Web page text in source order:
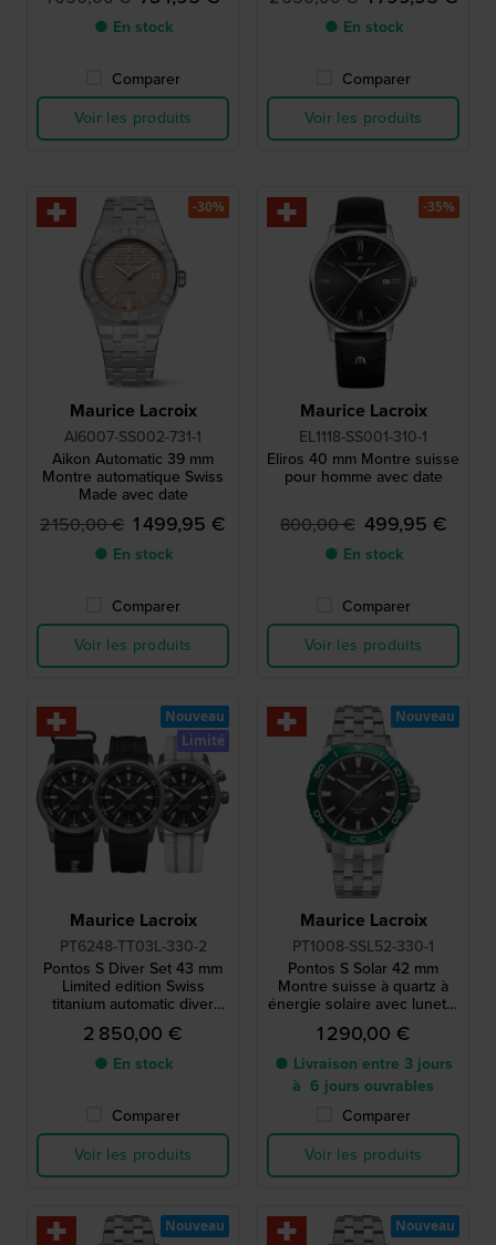
● En stock
Comparer
Voir les produits
● En stock
Comparer
Voir les produits
Maurice Lacroix
AI6007-SS002-731-1
Aikon Automatic 39 mm
Montre automatique Swiss
Made avec date
2 150,00 € 1 499,95 €
● En stock
Comparer
Voir les produits
-30%
Maurice Lacroix
EL1118-SS001-310-1
Eliros 40 mm Montre suisse
pour homme avec date
800,00 € 499,95 €
● En stock
Comparer
Voir les produits
-35%
Maurice Lacroix
PT6248-TT03L-330-2
Pontos S Diver Set 43 mm
Limited edition Swiss
titanium automatic diver
with two extra straps
2 850,00 €
● En stock
Comparer
Voir les produits
Nouveau
Limité
Maurice Lacroix
PT1008-SSL52-330-1
Pontos S Solar 42 mm
Montre suisse à quartz à
énergie solaire avec lunette
en aluminium
1 290,00 €
● Livraison entre 3 jours
à 6 jours ouvrables
Comparer
Voir les produits
Nouveau
Nouveau Nouveau